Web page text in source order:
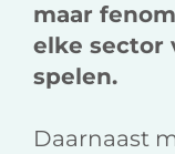
maar
elke sector
spelen.
Daarnaast